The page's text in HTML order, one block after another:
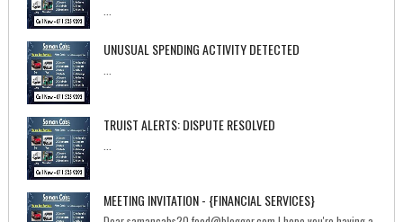
UNUSUAL SPENDING ACTIVITY DETECTED
TRUIST ALERTS: DISPUTE RESOLVED
MEETING INVITATION - {FINANCIAL SERVICES}